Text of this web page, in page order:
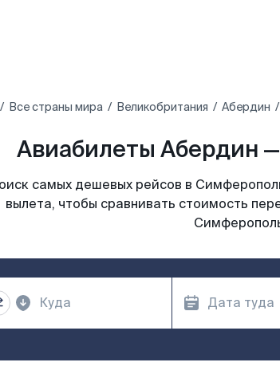
Все страны мира Великобритания Абердин
Авиабилеты Абердин
самых дешевых рейсов в
вылета, чтобы сравнивать стоимость